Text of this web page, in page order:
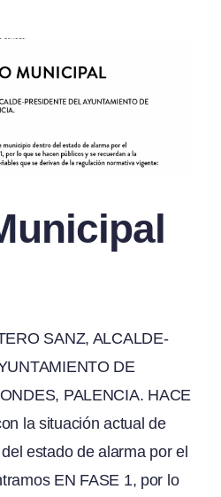
SANZ, ALCALDE-
DE
PALENCIA. HACE
la situación actual de
estado de alarma por el
EN FASE 1, por lo